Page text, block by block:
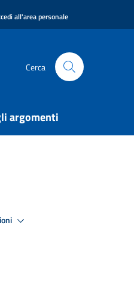
all'area personale
Cerca
argomenti